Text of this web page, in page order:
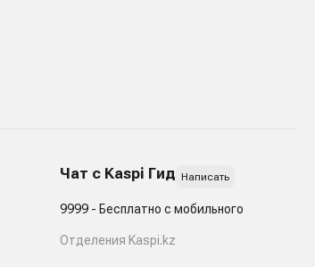
Чат с Kaspi Гид Написать
9999 - Бесплатно с мобильного
Отделения Kaspi.kz